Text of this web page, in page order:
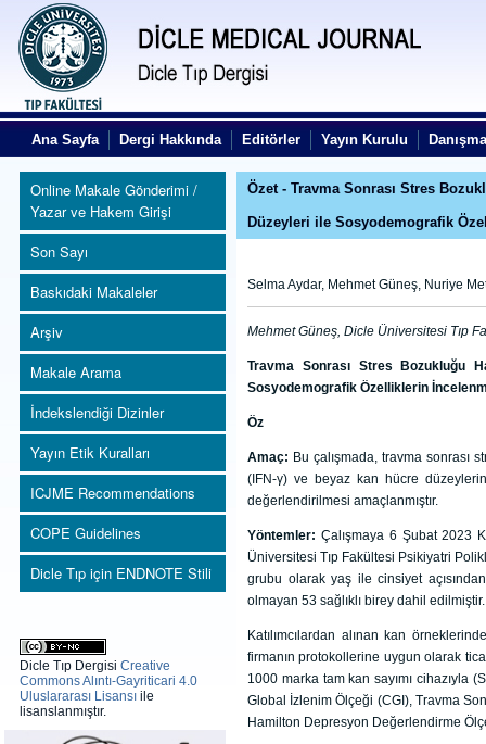
Ana Sayfa Dergi Hakkında Editörler Yayın Kurulu
Online Makale Gönderimi /
Yazar ve Hakem Girişi
Son Sayı
Baskıdaki Makaleler
Arşiv
Makale Arama
İndekslendiği Dizinler
Yayın Etik Kuralları
ICJME Recommendations
COPE Guidelines
Dicle Tıp için ENDNOTE Stili
Dicle Tıp Dergisi Creative
Commons Alıntı-Gayriticari 4.0
Uluslararası Lisansı ile
lisanslanmıştır.
Özet - Travma Sonrası Stres
Düzeyleri ile Sosyodemografik
Selma Aydar, Mehmet Güneş, Nuriye
Mehmet Güneş, Dicle Üniversitesi Tıp
Travma Sonrası Stres Bozukluğu
Sosyodemografik Özelliklerin
Öz
Amaç: Bu çalışmada, travma sonrası
(IFN-γ) ve beyaz kan hücre
değerlendirilmesi amaçlanmıştır.
Yöntemler: Çalışmaya 6 Şubat 2023
Üniversitesi Tıp Fakültesi Psikiyatri
grubu olarak yaş ile cinsiyet
olmayan 53 sağlıklı birey dahil edilmiştir.
Katılımcılardan alınan kan
firmanın protokollerine uygun olarak
1000 marka tam kan sayımı cihazıyla
Global İzlenim Ölçeği (CGI), Travma
Hamilton Depresyon Değerlendirme